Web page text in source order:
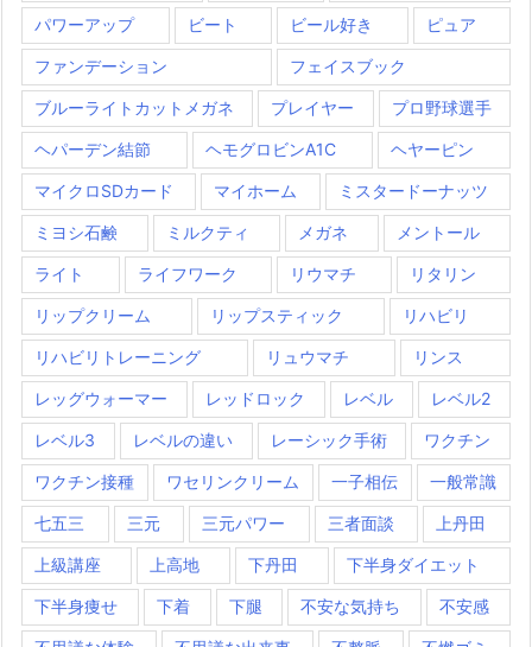
パワーアップ ビート ビール好き ピュア
ファンデーション フェイスブック
ブルーライトカットメガネ プレイヤー プロ野球選手
ヘパーデン結節 ヘモグロビンA1C ヘヤーピン
マイクロSDカード マイホーム ミスタードーナッツ
ミヨシ石鹸 ミルクティ メガネ メントール
ライト ライフワーク リウマチ リタリン
リップクリーム リップスティック リハビリ
リハビリトレーニング リュウマチ リンス
レッグウォーマー レッドロック レベル レベル2
レベル3 レベルの違い レーシック手術 ワクチン
ワクチン接種 ワセリンクリーム 一子相伝 一般常識
七五三 三元 三元パワー 三者面談 上丹田
上級講座 上高地 下丹田 下半身ダイエット
下半身痩せ 下着 下腿 不安な気持ち 不安感